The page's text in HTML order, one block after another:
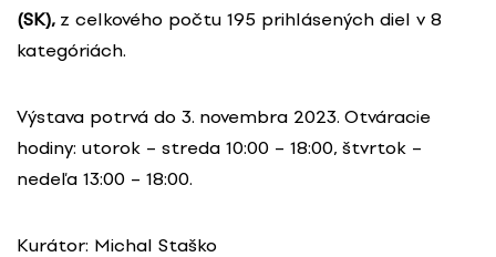
(SK), z celkového počtu 195 prihlásených diel v 8
kategóriách.
Výstava potrvá do 3. novembra 2023. Otváracie
hodiny: utorok – streda 10:00 – 18:00, štvrtok –
nedeľa 13:00 – 18:00.
Kurátor: Michal Staško